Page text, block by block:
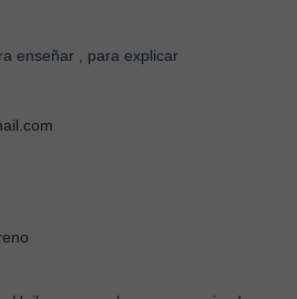
enseñar , para explicar